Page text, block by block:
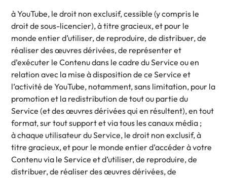
à YouTube, le droit non exclusif, cessible (y compris le
droit de sous-licencier), à titre gracieux, et pour le
monde entier d’utiliser, de reproduire, de distribuer, de
réaliser des œuvres dérivées, de représenter et
d’exécuter le Contenu dans le cadre du Service ou en
relation avec la mise à disposition de ce Service et
l’activité de YouTube, notamment, sans limitation, pour la
promotion et la redistribution de tout ou partie du
Service (et des œuvres dérivées qui en résultent), en tout
format, sur tout support et via tous les canaux média ;
à chaque utilisateur du Service, le droit non exclusif, à
titre gracieux, et pour le monde entier d’accéder à votre
Contenu via le Service et d’utiliser, de reproduire, de
distribuer, de réaliser des œuvres dérivées, de